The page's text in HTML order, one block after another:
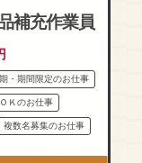
補充作業員
・期間限定のお仕事
Ｋのお仕事
複数名募集のお仕事